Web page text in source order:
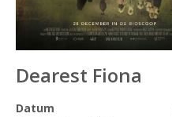
Dearest Fiona
Datum